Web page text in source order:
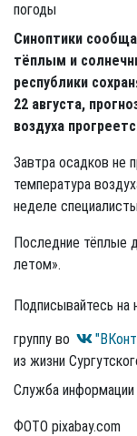
Синоптики
тёплым и
республики
22 августа,
воздуха
Завтра осадков не
температура
неделе
Последние тёплые
летом».
Подписывайтесь на
группу во
из жизни
Служба информации
ФОТО pixabay.com